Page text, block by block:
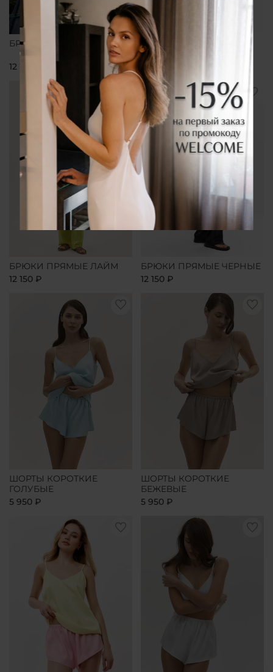
БРЮКИ ПРЯМЫЕ БЕЛЫЕ
12 150 ₽
БРЮКИ ПРЯМЫЕ
РОЗОВЫЕ
12 150 ₽
БРЮКИ ПРЯМЫЕ ЛАЙМ
12 150 ₽
БРЮКИ ПРЯМЫЕ ЧЕРНЫЕ
12 150 ₽
ШОРТЫ КОРОТКИЕ
ГОЛУБЫЕ
5 950 ₽
ШОРТЫ КОРОТКИЕ
БЕЖЕВЫЕ
5 950 ₽